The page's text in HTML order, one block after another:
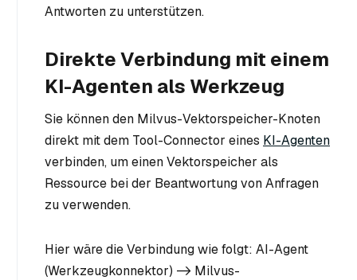
Antworten zu unterstützen.
Direkte Verbindung mit einem
KI-Agenten als Werkzeug
Sie können den Milvus-Vektorspeicher-Knoten
direkt mit dem Tool-Connector eines KI-Agenten
verbinden, um einen Vektorspeicher als
Ressource bei der Beantwortung von Anfragen
zu verwenden.
Hier wäre die Verbindung wie folgt: AI-Agent
(Werkzeugkonnektor) -> Milvus-